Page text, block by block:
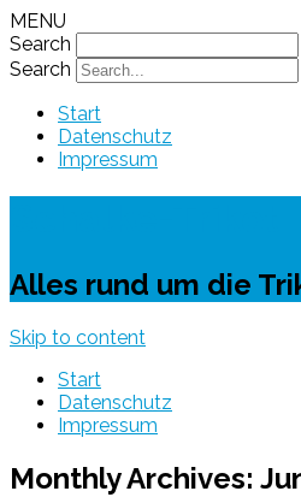
MENU
Search
Search
Start
Datenschutz
Impressum
Alles rund um die
Skip to content
Start
Datenschutz
Impressum
Monthly Archives: